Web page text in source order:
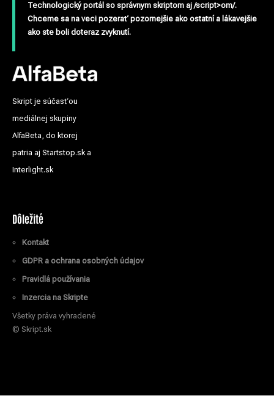
Technologický portál so správnym skriptom aj /script>om/.
Chceme sa na veci pozerať pozornejšie ako ostatní a lákavejšie
ako ste boli doteraz zvyknutí.
Skript je súčasťou
mediálnej skupiny
AlfaBeta, do ktorej
patria aj Startstop.sk a
Interlight.sk
Dôležité
Kontakt
GDPR a ochrana osobných údajov
Pravidlá používania
Inzercia na Skripte
Všetky práva vyhradené
© Skript.sk